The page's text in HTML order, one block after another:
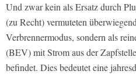
Und zwar kein als Ersatz durch
(zu Recht) vermuteten
Verbrennermodus, sondern als
(BEV) mit Strom aus der
befindet. Dies bedeutet eine